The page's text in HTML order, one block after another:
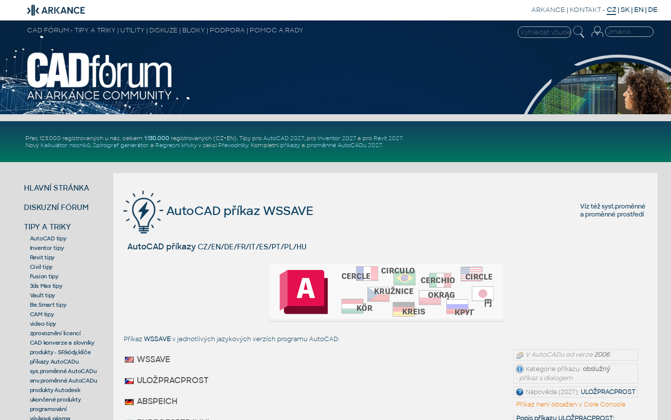
ARKANCE | KONTAKT- CZ |SK | EN | DE
CAD FÓRUM - TIPY A TRIKY | UTILITY | DISKUZE | BLOKY | PODPORA | POMOC A RADY
Přes 123.000 registrovaných u nás, celkem 1.130.000registrovaných (CZ+EN). Tipy pro AutoCAD 2027, pro Inventor 2027a pro Revit 2027.
Nový Kalkulátor nosníků, Spirograf generátor a Regresní křivkyv sekci Převodníky. Kompletní příkazya proměnné AutoCADu 2027.
HLAVNÍ STRÁNKA
DISKUZNÍ FÓRUM
TIPY A TRIKY
AutoCAD tipy
Inventor tipy
Revit tipy
Civil tipy
Fusion tipy
3ds Max tipy
Vault tipy
Be.Smart tipy
CAM tipy
video-tipy
zprovoznění licencí
CAD konverze a slovníky
produkty - SP,kódy,klíče
příkazy AutoCADu
sys.proměnné AutoCADu
env.proměnné AutoCADu
produkty Autodesk
ukončené produkty
programování
výuková pásma
Viz téžsyst.proměnné
aproměnné prostředí
AutoCAD příkaz WSSAVE
AutoCAD příkazy CZ/EN/DE/FR/IT/ES/PT/PL/HU
Příkaz WSSAVEv jednotlivých jazykových verzích programu AutoCAD:
V AutoCADu od verze2006
Kategorie příkazu:obslužný
• příkaz s dialogem
Nápověda (2027): ULOŽPRACPROST
Příkaz není obsažen v Core Console
WSSAVE
ULOŽPRACPROST
ABSPEICH